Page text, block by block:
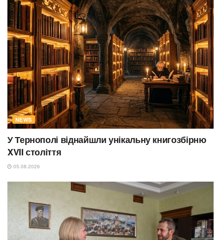
NEWS
У Тернополі віднайшли унікальну книгозбірню
XVII століття
05.08.2026